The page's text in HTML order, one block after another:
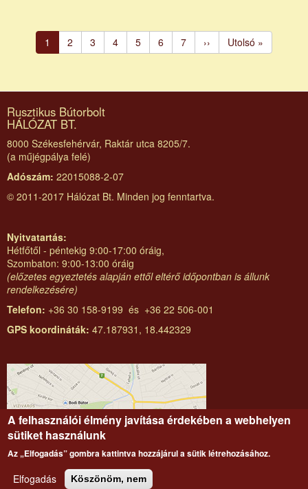
Oldalszámozás
Jelenlegi
oldal
1 Page
2 Page
3 Page
4 Page
5 Page
6 Page
7
Következő
oldal
››
Utolsó
oldal
Utolsó »
Rusztikus Bútorbolt
HÁLÓZAT BT.
8000 Székesfehérvár, Raktár utca 8205/7.
(a műjégpálya felé)
Adószám: 22015088-2-07
© 2011-2017 Hálózat Bt. Minden jog fenntartva.
Nyitvatartás:
Hétfőtől - péntekig 9:00-17:00 óráig,
Szombaton: 9:00-13:00 óráig
(előzetes egyeztetés alapján ettől eltérő időpontban is állunk
rendelkezésére)
Telefon: +36 30 158-9199 és +36 22 506-001
GPS koordináták: 47.187931, 18.442329
A felhasználói élmény javítása érdekében a webhelyen
sütiket használunk
Az „Elfogadás” gombra kattintva hozzájárul a sütik létrehozásához.
Elfogadás Köszönöm, nem